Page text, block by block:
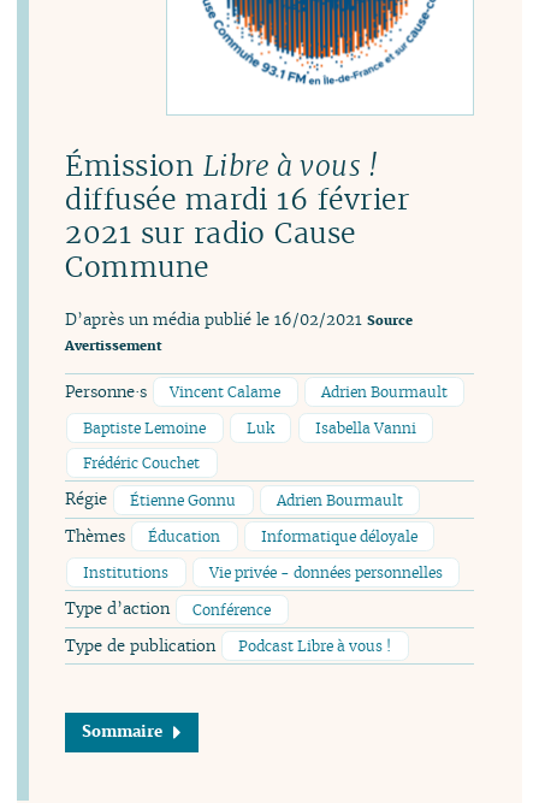
Émission Libre à vous !
diffusée mardi 16 février
2021 sur radio Cause
Commune
D’après un média publié le 16/02/2021 Source
Avertissement
Personne·s Vincent Calame
Adrien Bourmault
Baptiste Lemoine
Luk
Isabella Vanni
Frédéric Couchet
Régie Étienne Gonnu Adrien Bourmault
Thèmes Éducation
Informatique déloyale
Institutions
Vie privée - données personnelles
Type d’action Conférence
Type de publication Podcast Libre à vous !
Sommaire